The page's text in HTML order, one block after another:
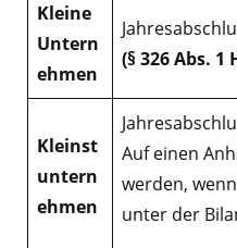
Kleine
Untern
ehmen
(§ 326 Abs. 1
Kleinst
untern
ehmen
Auf einen
werden,
unter der